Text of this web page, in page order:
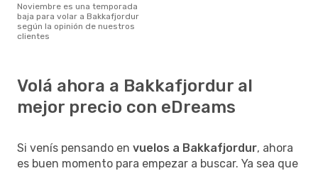
noviembre es una temporada
baja para volar a Bakkafjordur
según la opinión de nuestros
clientes
Volá ahora a Bakkafjordur al
mejor precio con eDreams
Si venís pensando en vuelos a Bakkafjordur, ahora
es buen momento para empezar a buscar. Ya sea que